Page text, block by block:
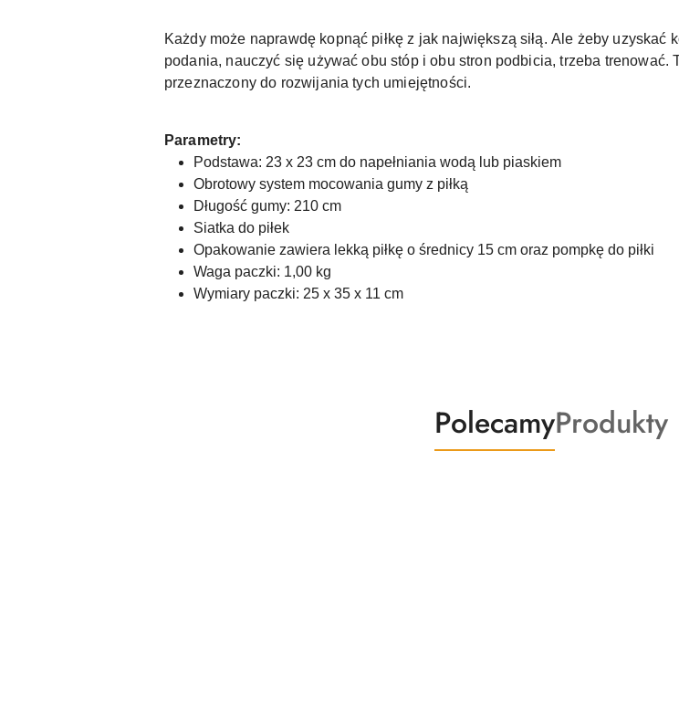
Każdy może naprawdę kopnąć piłkę z jak największą siłą. Ale żeby uzyskać
podania, nauczyć się używać obu stóp i obu stron podbicia, trzeba trenować.
przeznaczony do rozwijania tych umiejętności.
Parametry:
Podstawa: 23 x 23 cm do napełniania wodą lub piaskiem
Obrotowy system mocowania gumy z piłką
Długość gumy: 210 cm
Siatka do piłek
Opakowanie zawiera lekką piłkę o średnicy 15 cm oraz pompkę do piłki
Waga paczki: 1,00 kg
Wymiary paczki: 25 x 35 x 11 cm
Produkty
o
PolecamyProdukty
o